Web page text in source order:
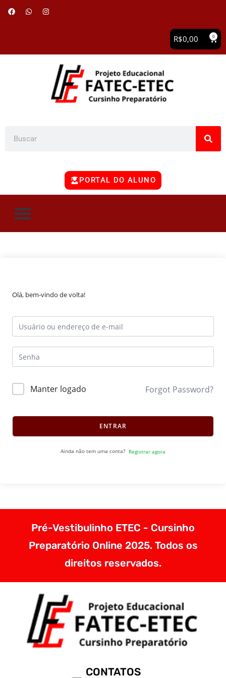
R$0,00 0
PORTAL DO ALUNO
Olá, bem-vindo de volta!
Manter logado Forgot Password?
ENTRAR
Ainda não tem uma conta? Registrar agora
Pré-Vestibulinho ETEC - Cursinho
Preparatório Online 2025. Todos os
direitos reservados.
CONTATOS